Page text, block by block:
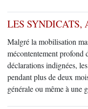
LES SYNDICATS,
Malgré la mobilisation
mécontentement profond
déclarations indignées,
pendant plus de deux
générale ou même à